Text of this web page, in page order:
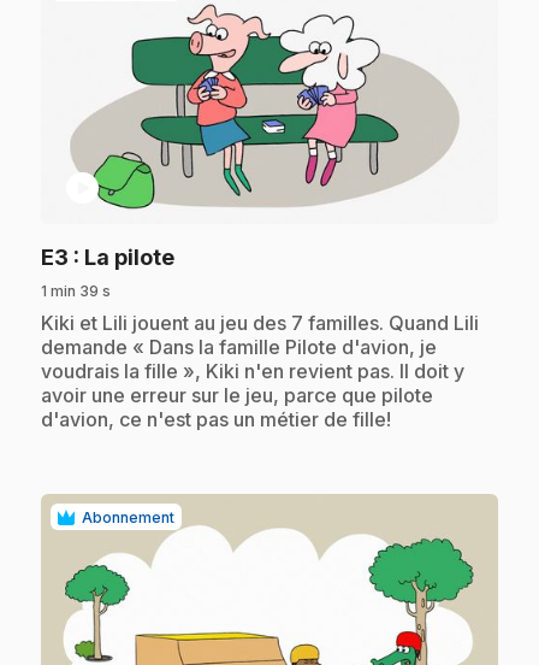
play_circle
E3 : La pilote.
1 min 39 s
.Kiki et Lili jouent au jeu des 7 familles. Quand Lili
demande « Dans la famille Pilote d'avion, je
voudrais la fille », Kiki n'en revient pas. Il doit y
avoir une erreur sur le jeu, parce que pilote
d'avion, ce n'est pas un métier de fille!
Abonnement